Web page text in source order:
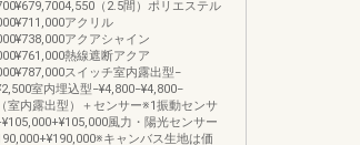
（2.5間）ポリエステル
アクリル
アクアシャイン
熱線遮断アクア
スイッチ室内露出型−
室内埋込型−¥4,800−¥4,800−
室内露出型）＋センサー※1振動センサ
風力・陽光センサー
キャンバス生地は価